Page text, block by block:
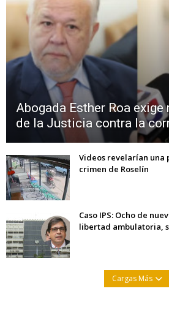
Abogada Esther Roa
de la Justicia contra la
Videos revelarían una
crimen de Roselín
Caso IPS: Ocho de
libertad ambulatoria,
Cargas Más